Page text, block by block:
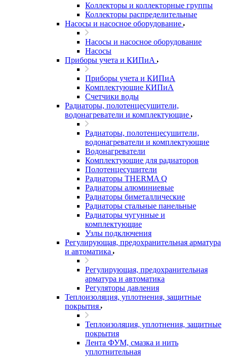
Коллекторы и коллекторные группы
Коллекторы распределительные
Насосы и насосное оборудование
Насосы и насосное оборудование
Насосы
Приборы учета и КИПиА
Приборы учета и КИПиА
Комплектующие КИПиА
Счетчики воды
Радиаторы, полотенцесушители,
водонагреватели и комплектующие
Радиаторы, полотенцесушители,
водонагреватели и комплектующие
Водонагреватели
Комплектующие для радиаторов
Полотенцесушители
Радиаторы THERMA Q
Радиаторы алюминиевые
Радиаторы биметаллические
Радиаторы стальные панельные
Радиаторы чугунные и
комплектующие
Узлы подключения
Регулирующая, предохранительная арматура
и автоматика
Регулирующая, предохранительная
арматура и автоматика
Регуляторы давления
Теплоизоляция, уплотнения, защитные
покрытия
Теплоизоляция, уплотнения, защитные
покрытия
Лента ФУМ, смазка и нить
уплотнительная